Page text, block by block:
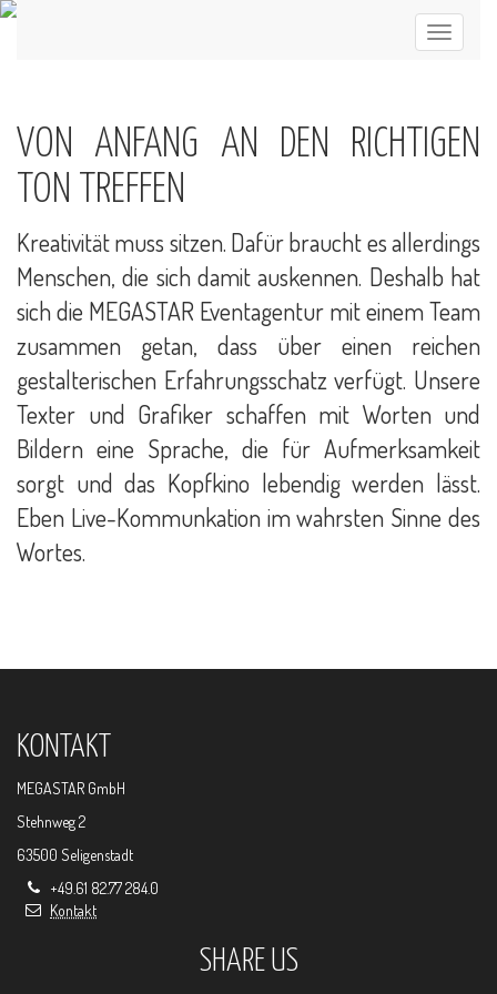
VON ANFANG AN DEN RICHTIGEN
TON TREFFEN
Kreativität muss sitzen. Dafür braucht es allerdings
Menschen, die sich damit auskennen. Deshalb hat
sich die MEGASTAR Eventagentur mit einem Team
zusammen getan, dass über einen reichen
gestalterischen Erfahrungsschatz verfügt. Unsere
Texter und Grafiker schaffen mit Worten und
Bildern eine Sprache, die für Aufmerksamkeit
sorgt und das Kopfkino lebendig werden lässt.
Eben Live-Kommunkation im wahrsten Sinne des
Wortes.
KONTAKT
MEGASTAR GmbH
Stehnweg 2
63500 Seligenstadt
+49.61 82.77 284.0
Kontakt
SHARE US